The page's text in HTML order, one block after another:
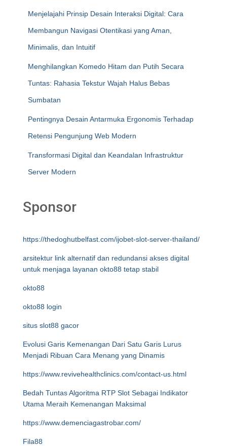
Menjelajahi Prinsip Desain Interaksi Digital: Cara
Membangun Navigasi Otentikasi yang Aman,
Minimalis, dan Intuitif
Menghilangkan Komedo Hitam dan Putih Secara
Tuntas: Rahasia Tekstur Wajah Halus Bebas
Sumbatan
Pentingnya Desain Antarmuka Ergonomis Terhadap
Retensi Pengunjung Web Modern
Transformasi Digital dan Keandalan Infrastruktur
Server Modern
Sponsor
https://thedoghutbelfast.com/ijobet-slot-server-thailand/
arsitektur link alternatif dan redundansi akses digital
untuk menjaga layanan okto88 tetap stabil
okto88
okto88 login
situs slot88 gacor
Evolusi Garis Kemenangan Dari Satu Garis Lurus
Menjadi Ribuan Cara Menang yang Dinamis
https://www.revivehealthclinics.com/contact-us.html
Bedah Tuntas Algoritma RTP Slot Sebagai Indikator
Utama Meraih Kemenangan Maksimal
https://www.demenciagastrobar.com/
Fila88